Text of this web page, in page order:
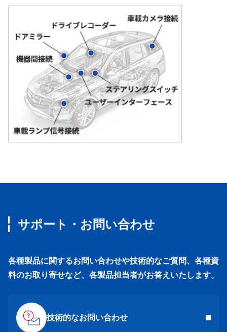
サポート・お問い合わせ
各種製品に関するお問い合わせや技術的なご質問、各種資
料のお取り寄せなど、各製品担当者がお答えいたします。
技術的なお問い合わせ